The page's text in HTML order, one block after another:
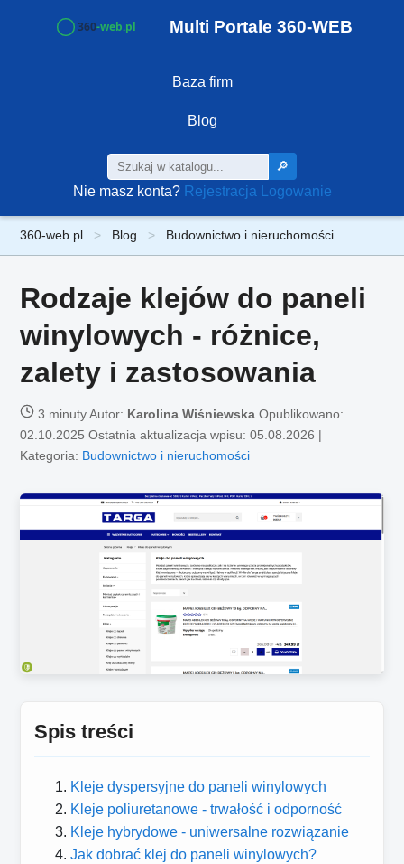
Multi Portale 360-WEB
Baza firm
Blog
🔎
Nie masz konta? Rejestracja Logowanie
360-web.pl Blog Budownictwo i nieruchomości
Rodzaje klejów do paneli
winylowych - różnice,
zalety i zastosowania
3 minutyAutor: Karolina Wiśniewska Opublikowano:
02.10.2025 Ostatnia aktualizacja wpisu: 05.08.2026 |
Kategoria: Budownictwo i nieruchomości
Spis treści
Kleje dyspersyjne do paneli winylowych
Kleje poliuretanowe - trwałość i odporność
Kleje hybrydowe - uniwersalne rozwiązanie
Jak dobrać klej do paneli winylowych?